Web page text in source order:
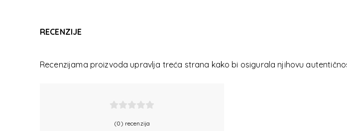
RECENZIJE
Recenzijama proizvoda upravlja treća strana kako bi osigurala njihovu
(0) recenzija